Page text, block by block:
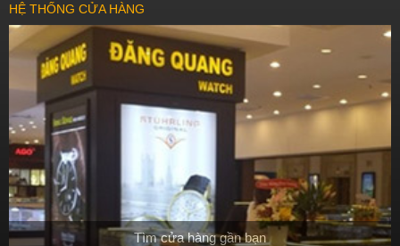
HỆ THỐNG CỬA HÀNG
Tìm cửa hàng gần bạn